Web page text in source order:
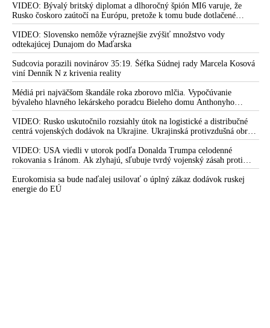
VIDEO: Bývalý britský diplomat a dlhoročný špión MI6 varuje, že
Rusko čoskoro zaútočí na Európu, pretože k tomu bude dotlačené
rovnako, ako bolo dotlačené k invázii na Ukrajinu v roku 2022.
Zelenskyj medzitým v Kyjeve naliehal na zhromaždených diplomatov,
aby vo svete zháňali energie pre Ukrajinu na zimu. Putin vraj bude
mobilizovať a vojna sa do zimy pravdepodobne neskončí
VIDEO: Slovensko nemôže výraznejšie zvýšiť množstvo vody
odtekajúcej Dunajom do Maďarska
Sudcovia porazili novinárov 35:19. Šéfka Súdnej rady Marcela Kosová
viní Denník N z krivenia reality
Médiá pri najväčšom škandále roka zborovo mlčia. Vypočúvanie
bývaleho hlavného lekárskeho poradcu Bieleho domu Anthonyho
Fauciho pred výborom amerického Senátu väčšina médií ignorovala
VIDEO: Rusko uskutočnilo rozsiahly útok na logistické a distribučné
centrá vojenských dodávok na Ukrajine. Ukrajinská protivzdušná obrana
nedokázala počas ničivého nočného útoku na Kyjev a jeho okolie
zachytiť ani jednu ruskú raketu
VIDEO: USA viedli v utorok podľa Donalda Trumpa celodenné
rokovania s Iránom. Ak zlyhajú, sľubuje tvrdý vojenský zásah proti
Teheránu
Eurokomisia sa bude naďalej usilovať o úplný zákaz dodávok ruskej
energie do EÚ